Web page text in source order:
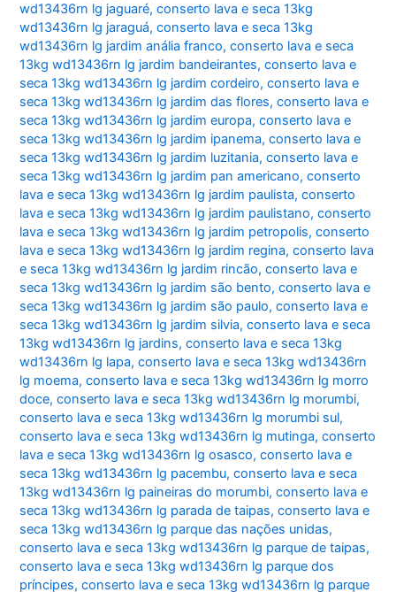
wd13436rn lg jaguaré,conserto lava e seca 13kg
wd13436rn lg jaraguá,conserto lava e seca 13kg
wd13436rn lg jardim anália franco,conserto lava e seca
13kg wd13436rn lg jardim bandeirantes,conserto lava e
seca 13kg wd13436rn lg jardim cordeiro,conserto lava e
seca 13kg wd13436rn lg jardim das flores,conserto lava e
seca 13kg wd13436rn lg jardim europa,conserto lava e
seca 13kg wd13436rn lg jardim ipanema,conserto lava e
seca 13kg wd13436rn lg jardim luzitania,conserto lava e
seca 13kg wd13436rn lg jardim pan americano,conserto
lava e seca 13kg wd13436rn lg jardim paulista,conserto
lava e seca 13kg wd13436rn lg jardim paulistano,conserto
lava e seca 13kg wd13436rn lg jardim petropolis,conserto
lava e seca 13kg wd13436rn lg jardim regina,conserto lava
e seca 13kg wd13436rn lg jardim rincão,conserto lava e
seca 13kg wd13436rn lg jardim são bento,conserto lava e
seca 13kg wd13436rn lg jardim são paulo,conserto lava e
seca 13kg wd13436rn lg jardim silvia,conserto lava e seca
13kg wd13436rn lg jardins,conserto lava e seca 13kg
wd13436rn lg lapa,conserto lava e seca 13kg wd13436rn
lg moema,conserto lava e seca 13kg wd13436rn lg morro
doce,conserto lava e seca 13kg wd13436rn lg morumbi,
conserto lava e seca 13kg wd13436rn lg morumbi sul,
conserto lava e seca 13kg wd13436rn lg mutinga,conserto
lava e seca 13kg wd13436rn lg osasco,conserto lava e
seca 13kg wd13436rn lg pacembu,conserto lava e seca
13kg wd13436rn lg paineiras do morumbi,conserto lava e
seca 13kg wd13436rn lg parada de taipas,conserto lava e
seca 13kg wd13436rn lg parque das nações unidas,
conserto lava e seca 13kg wd13436rn lg parque de taipas,
conserto lava e seca 13kg wd13436rn lg parque dos
príncipes,conserto lava e seca 13kg wd13436rn lg parque